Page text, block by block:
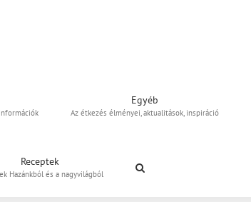
Egyéb
Az étkezés élményei, aktualitások, inspiráció
Receptek
Hazánkból és a nagyvilágból